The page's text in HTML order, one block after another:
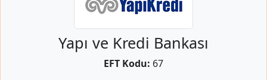
Yapı ve Kredi Bankası
EFT Kodu: 67